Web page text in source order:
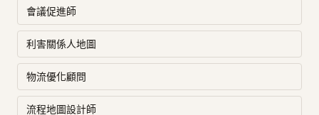
會議促進師
利害關係人地圖
物流優化顧問
流程地圖設計師